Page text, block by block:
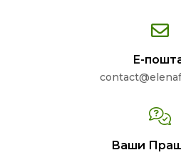
Е-
Ваши